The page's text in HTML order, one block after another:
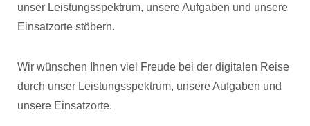
unser Leistungsspektrum, unsere Aufgaben und unsere
Einsatzorte stöbern.
Wir wünschen Ihnen viel Freude bei der digitalen Reise
durch unser Leistungsspektrum, unsere Aufgaben und
unsere Einsatzorte.